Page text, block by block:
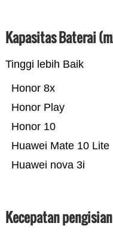
Kapasitas Baterai
Tinggi lebih Baik
Huawei nova 3i
Huawei Mate 10 Lite
Honor 10
Honor Play
Honor 8x
Kecepatan